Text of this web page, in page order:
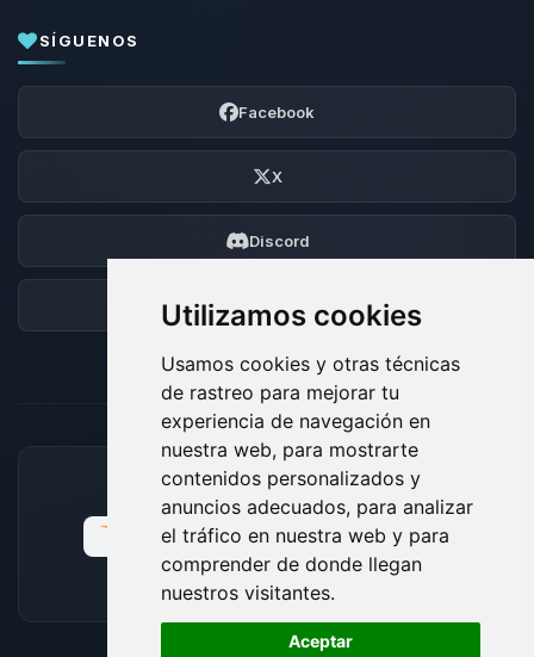
Utilizamos cookies
Usamos cookies y otras técnicas
de rastreo para mejorar tu
experiencia de navegación en
nuestra web, para mostrarte
contenidos personalizados y
anuncios adecuados, para analizar
el tráfico en nuestra web y para
comprender de donde llegan
nuestros visitantes.
Aceptar
SÍGUENOS
Facebook
X
Discord
Foro
MÉTODOS DE PAGO ACEPTADOS
🍪